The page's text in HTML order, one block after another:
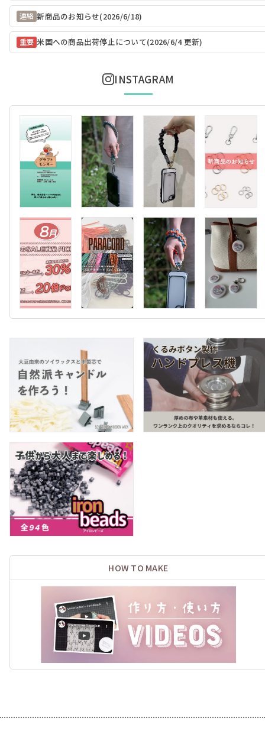
連絡 新商品のお知らせ(2026/6/18)
重要 米国への商品出荷停止について(2026/6/4 更新)
INSTAGRAM
HOW TO MAKE